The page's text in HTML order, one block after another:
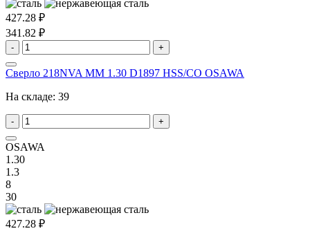
427.28 ₽
341.82 ₽
- +
Сверло 218NVA MM 1.30 D1897 HSS/CO OSAWA
На складе: 39
- +
OSAWA
1.30
1.3
8
30
427.28 ₽